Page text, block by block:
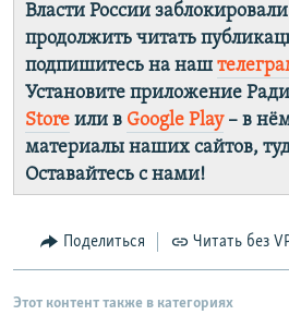
Власти России
продолжить читать
подпишитесь на наш
Установите приложение
Store или в Google Play– в
материалы наших сайтов,
Оставайтесь с нами!
Поделиться Читать без
Этот контент также в категориях